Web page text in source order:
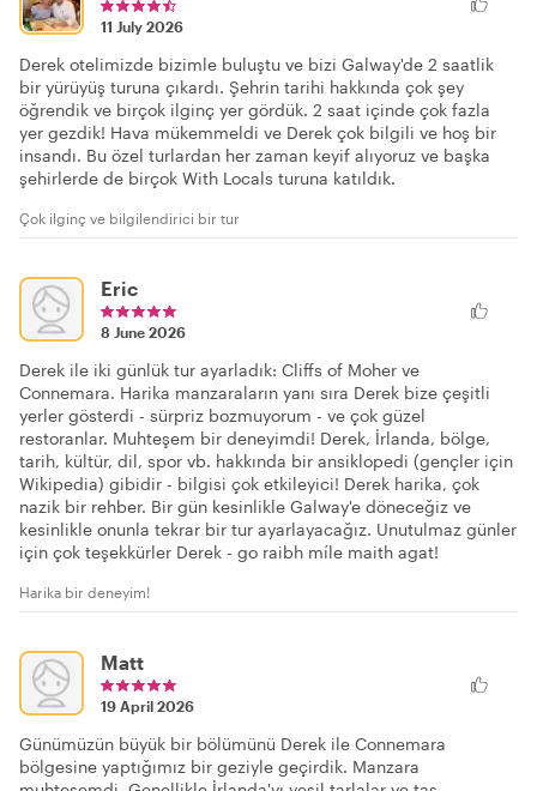
11 July 2026
Derek otelimizde bizimle buluştu ve bizi Galway'de 2 saatlik
bir yürüyüş turuna çıkardı. Şehrin tarihi hakkında çok şey
öğrendik ve birçok ilginç yer gördük. 2 saat içinde çok fazla
yer gezdik! Hava mükemmeldi ve Derek çok bilgili ve hoş bir
insandı. Bu özel turlardan her zaman keyif alıyoruz ve başka
şehirlerde de birçok With Locals turuna katıldık.
Çok ilginç ve bilgilendirici bir tur
Eric
8 June 2026
Derek ile iki günlük tur ayarladık: Cliffs of Moher ve
Connemara. Harika manzaraların yanı sıra Derek bize çeşitli
yerler gösterdi - sürpriz bozmuyorum - ve çok güzel
restoranlar. Muhteşem bir deneyimdi! Derek, İrlanda, bölge,
tarih, kültür, dil, spor vb. hakkında bir ansiklopedi (gençler için
Wikipedia) gibidir - bilgisi çok etkileyici! Derek harika, çok
nazik bir rehber. Bir gün kesinlikle Galway'e döneceğiz ve
kesinlikle onunla tekrar bir tur ayarlayacağız. Unutulmaz günler
için çok teşekkürler Derek - go raibh míle maith agat!
Harika bir deneyim!
Matt
19 April 2026
Günümüzün büyük bir bölümünü Derek ile Connemara
bölgesine yaptığımız bir geziyle geçirdik. Manzara